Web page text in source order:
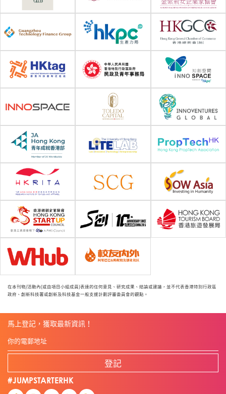
在本刊物/活動內(或由項目小組成員)表達的任何意見、研究成果、結論或建議，並不代表香港特別行政區
政府、創新科技署或創新及科技基金一般支援計劃評審委員會的觀點。
馬上登記，獲取最新資訊！
登記
#JUMPSTARTERHK